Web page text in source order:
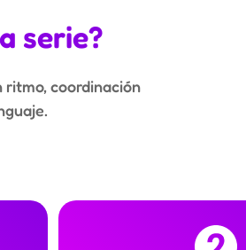
serie?
ritmo, coordinación